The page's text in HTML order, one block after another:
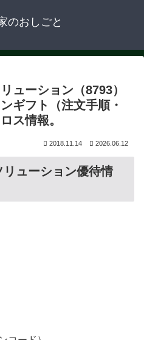
のおしごと
ューション（8793）
ギフト（注文手順・
ス情報。
2018.11.14 2026.06.12
リューション優待情